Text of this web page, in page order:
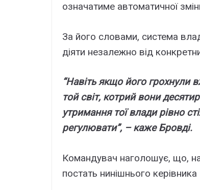
означатиме автоматичної
За його словами, система
діяти незалежно від
“Навіть якщо його грохнули
той світ, котрий вони
утримання тої влади рівно
регулювати”, – каже Бровді.
Командувач наголошує, що,
постать нинішнього